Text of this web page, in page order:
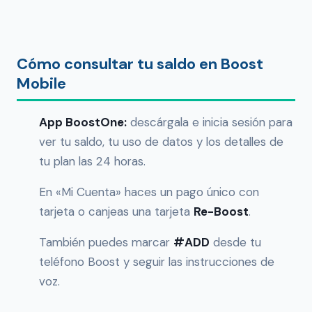
Cómo consultar tu saldo en Boost
Mobile
App BoostOne: descárgala e inicia sesión para
ver tu saldo, tu uso de datos y los detalles de
tu plan las 24 horas.
En «Mi Cuenta» haces un pago único con
tarjeta o canjeas una tarjeta Re-Boost.
También puedes marcar #ADD desde tu
teléfono Boost y seguir las instrucciones de
voz.